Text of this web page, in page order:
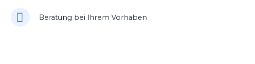
Beratung bei Ihrem Vorhaben